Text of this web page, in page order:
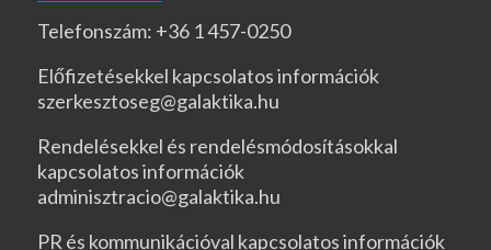
Telefonszám: +36 1 457-0250
Előfizetésekkel kapcsolatos információk
szerkesztoseg@galaktika.hu
Rendelésekkel és rendelésmódosításokkal
kapcsolatos információk
adminisztracio@galaktika.hu
PR és kommunikációval kapcsolatos információk